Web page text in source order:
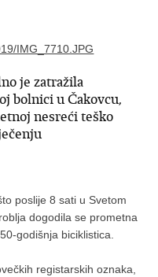
je zatražila
bolnici u Čakovcu,
nesreći teško
poslije 8 sati u Svetom
dogodila se prometna
godišnja biciklistica.
registarskih oznaka,